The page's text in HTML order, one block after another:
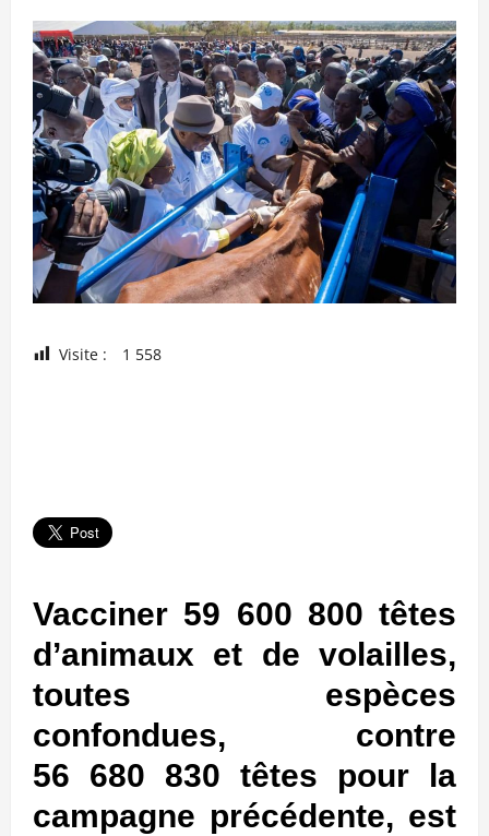
Visite : 1 558
Vacciner 59 600 800 têtes
d’animaux et de volailles,
toutes espèces
confondues, contre
56 680 830 têtes pour la
campagne précédente, est